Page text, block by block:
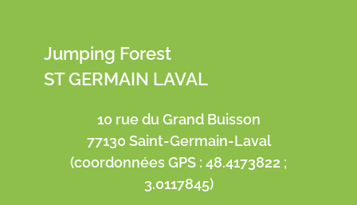
Jumping Forest
ST GERMAIN LAVAL
10 rue du Grand Buisson
77130 Saint-Germain-Laval
(coordonnées GPS : 48.4173822 ;
3.0117845)